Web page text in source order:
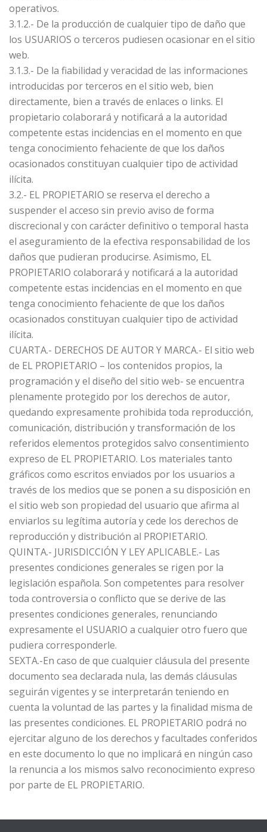
operativos.
3.1.2.- De la producción de cualquier tipo de daño que
los USUARIOS o terceros pudiesen ocasionar en el sitio
web.
3.1.3.- De la fiabilidad y veracidad de las informaciones
introducidas por terceros en el sitio web, bien
directamente, bien a través de enlaces o links. El
propietario colaborará y notificará a la autoridad
competente estas incidencias en el momento en que
tenga conocimiento fehaciente de que los daños
ocasionados constituyan cualquier tipo de actividad
ilícita.
3.2.- EL PROPIETARIO se reserva el derecho a
suspender el acceso sin previo aviso de forma
discrecional y con carácter definitivo o temporal hasta
el aseguramiento de la efectiva responsabilidad de los
daños que pudieran producirse. Asimismo, EL
PROPIETARIO colaborará y notificará a la autoridad
competente estas incidencias en el momento en que
tenga conocimiento fehaciente de que los daños
ocasionados constituyan cualquier tipo de actividad
ilícita.
CUARTA.- DERECHOS DE AUTOR Y MARCA.- El sitio web
de EL PROPIETARIO – los contenidos propios, la
programación y el diseño del sitio web- se encuentra
plenamente protegido por los derechos de autor,
quedando expresamente prohibida toda reproducción,
comunicación, distribución y transformación de los
referidos elementos protegidos salvo consentimiento
expreso de EL PROPIETARIO. Los materiales tanto
gráficos como escritos enviados por los usuarios a
través de los medios que se ponen a su disposición en
el sitio web son propiedad del usuario que afirma al
enviarlos su legítima autoría y cede los derechos de
reproducción y distribución al PROPIETARIO.
QUINTA.- JURISDICCIÓN Y LEY APLICABLE.- Las
presentes condiciones generales se rigen por la
legislación española. Son competentes para resolver
toda controversia o conflicto que se derive de las
presentes condiciones generales, renunciando
expresamente el USUARIO a cualquier otro fuero que
pudiera corresponderle.
SEXTA.-En caso de que cualquier cláusula del presente
documento sea declarada nula, las demás cláusulas
seguirán vigentes y se interpretarán teniendo en
cuenta la voluntad de las partes y la finalidad misma de
las presentes condiciones. EL PROPIETARIO podrá no
ejercitar alguno de los derechos y facultades conferidos
en este documento lo que no implicará en ningún caso
la renuncia a los mismos salvo reconocimiento expreso
por parte de EL PROPIETARIO.